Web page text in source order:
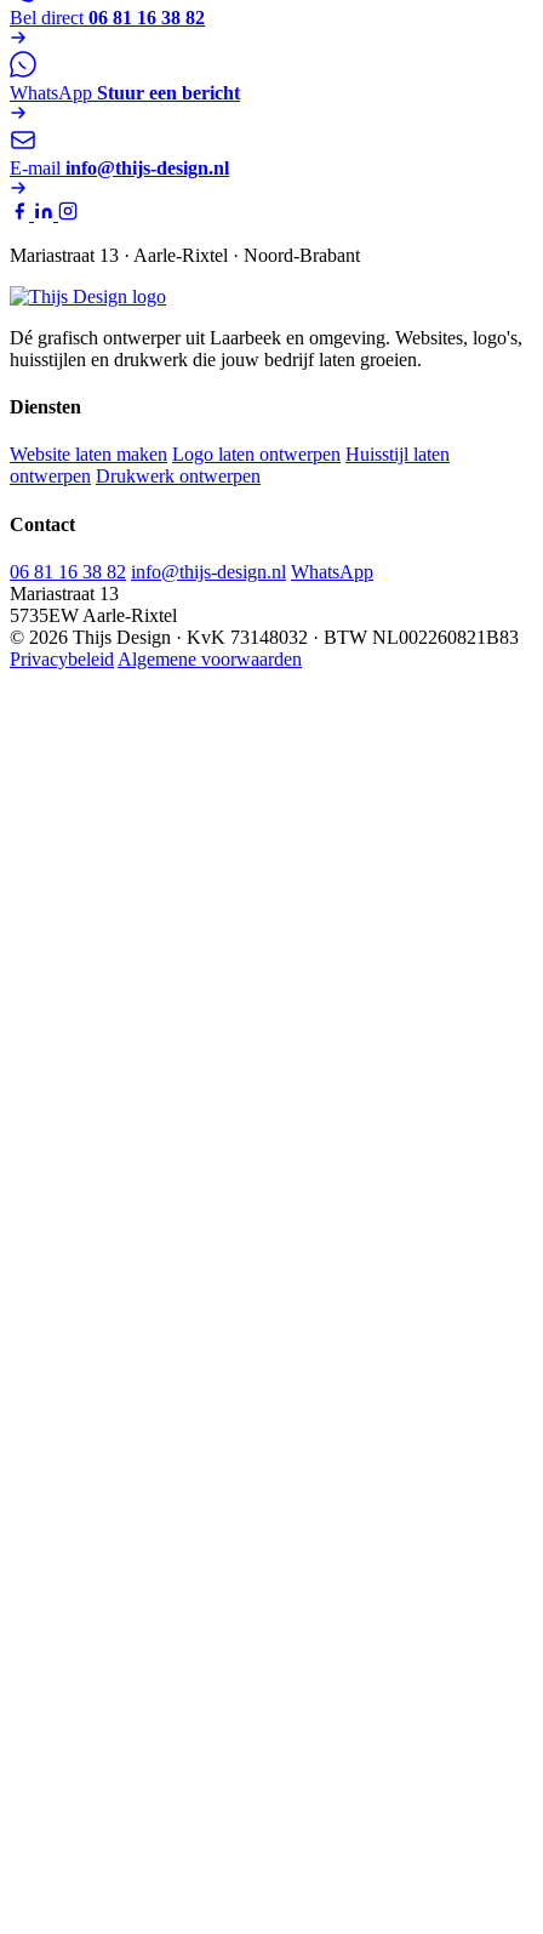
Bel direct 06 81 16 38 82
WhatsApp Stuur een bericht
E-mail info@thijs-design.nl
Mariastraat 13 · Aarle-Rixtel · Noord-Brabant
Dé grafisch ontwerper uit Laarbeek en omgeving. Websites, logo's,
huisstijlen en drukwerk die jouw bedrijf laten groeien.
Diensten
Website laten maken Logo laten ontwerpen Huisstijl laten
ontwerpen Drukwerk ontwerpen
Contact
06 81 16 38 82 info@thijs-design.nl WhatsApp
Mariastraat 13
5735EW Aarle-Rixtel
© 2026 Thijs Design · KvK 73148032 · BTW NL002260821B83
Privacybeleid Algemene voorwaarden